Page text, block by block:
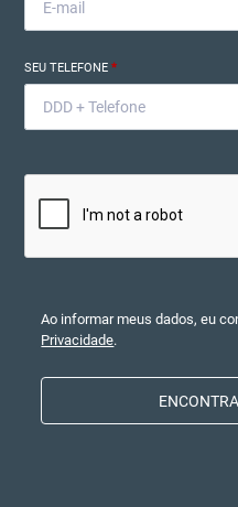
SEU TELEFONE*
Ao informar meus dados, eu
Privacidade.